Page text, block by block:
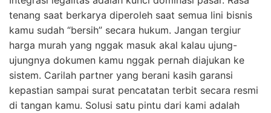
tenang saat berkarya diperoleh saat semua lini bisnis
kamu sudah “bersih” secara hukum. Jangan tergiur
harga murah yang nggak masuk akal kalau ujung-
ujungnya dokumen kamu nggak pernah diajukan ke
sistem. Carilah partner yang berani kasih garansi
kepastian sampai surat pencatatan terbit secara resmi
di tangan kamu. Solusi satu pintu dari kami adalah